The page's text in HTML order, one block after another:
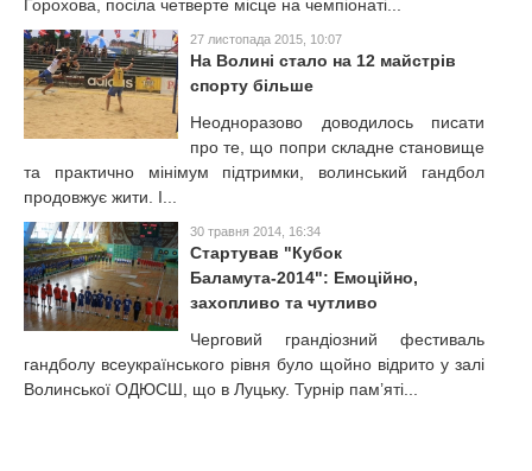
Горохова, посіла четверте місце на чемпіонаті...
27 листопада 2015, 10:07
На Волині стало на 12 майстрів
спорту більше
Неодноразово доводилось писати
про те, що попри складне становище
та практично мінімум підтримки, волинський гандбол
продовжує жити. І...
30 травня 2014, 16:34
Стартував "Кубок
Баламута-2014": Емоційно,
захопливо та чутливо
Черговий грандіозний фестиваль
гандболу всеукраїнського рівня було щойно відрито у залі
Волинської ОДЮСШ, що в Луцьку. Турнір пам’яті...